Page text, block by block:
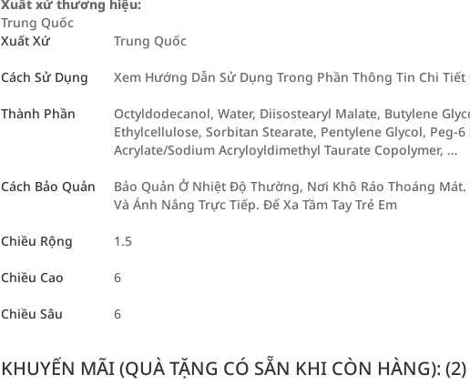
Xuất xứ thương hiệu:
Trung Quốc
Xuất Xứ
Trung Quốc
Cách Sử Dụng Xem Hướng Dẫn Sử Dụng Trong Phần Thông Tin Chi Tiết
Thành Phần
Octyldodecanol, Water, Diisostearyl Malate, Butylene
Ethylcellulose, Sorbitan Stearate, Pentylene Glycol, Peg-
Acrylate/Sodium Acryloyldimethyl Taurate Copolymer, …
Cách Bảo Quản
Bảo Quản Ở Nhiệt Độ Thường, Nơi Khô Ráo Thoáng
Và Ánh Nắng Trực Tiếp. Để Xa Tầm Tay Trẻ Em
Chiều Rộng 1.5
Chiều Cao 6
Chiều Sâu 6
KHUYẾN MÃI (QUÀ TẶNG CÓ SẴN KHI CÒN HÀNG): (2)